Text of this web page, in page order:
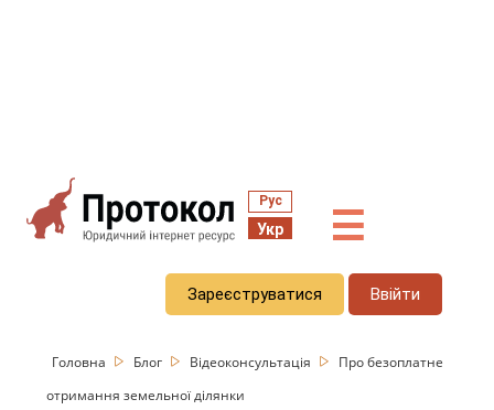
Рус
Укр ☰
Зареєструватися Ввійти
Головна Блог Відеоконсультація
Про безоплатне
отримання земельної ділянки